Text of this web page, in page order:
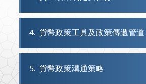
4 貨幣政策工具及政策傳遞管道
5 貨幣政策溝通策略